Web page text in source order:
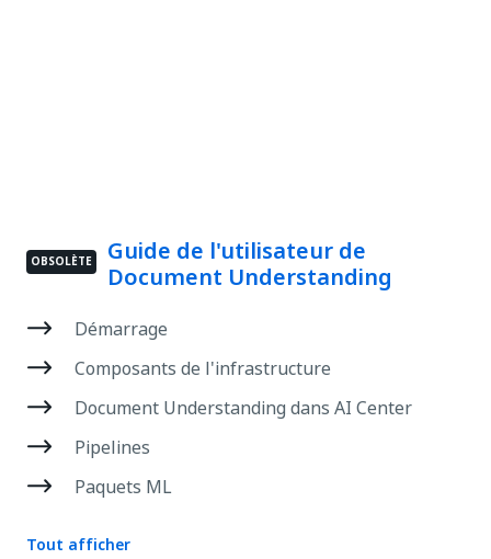
OBSOLÈTE
Guide de l'utilisateur de
Document Understanding
Démarrage
Composants de l'infrastructure
Document Understanding dans AI Center
Pipelines
Paquets ML
Tout afficher